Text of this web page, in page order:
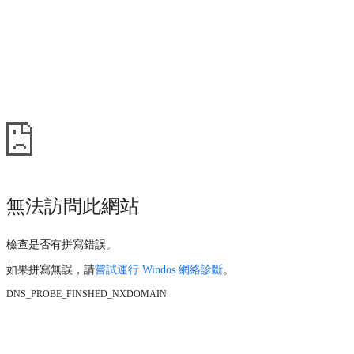
無法訪問此網站
檢查是否有拼寫錯誤。
如果拼寫無誤，請嘗試運行 Windos 網絡診斷。
DNS_PROBE_FINSHED_NXDOMAIN